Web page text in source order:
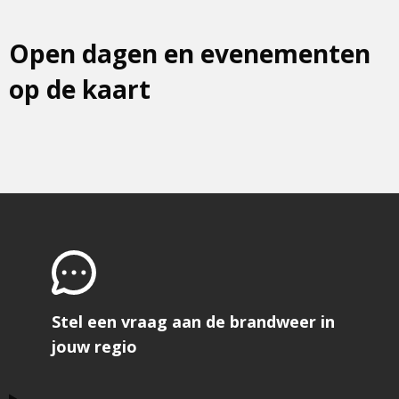
Open dagen en evenementen
op de kaart
Stel een vraag aan de brandweer in
jouw regio